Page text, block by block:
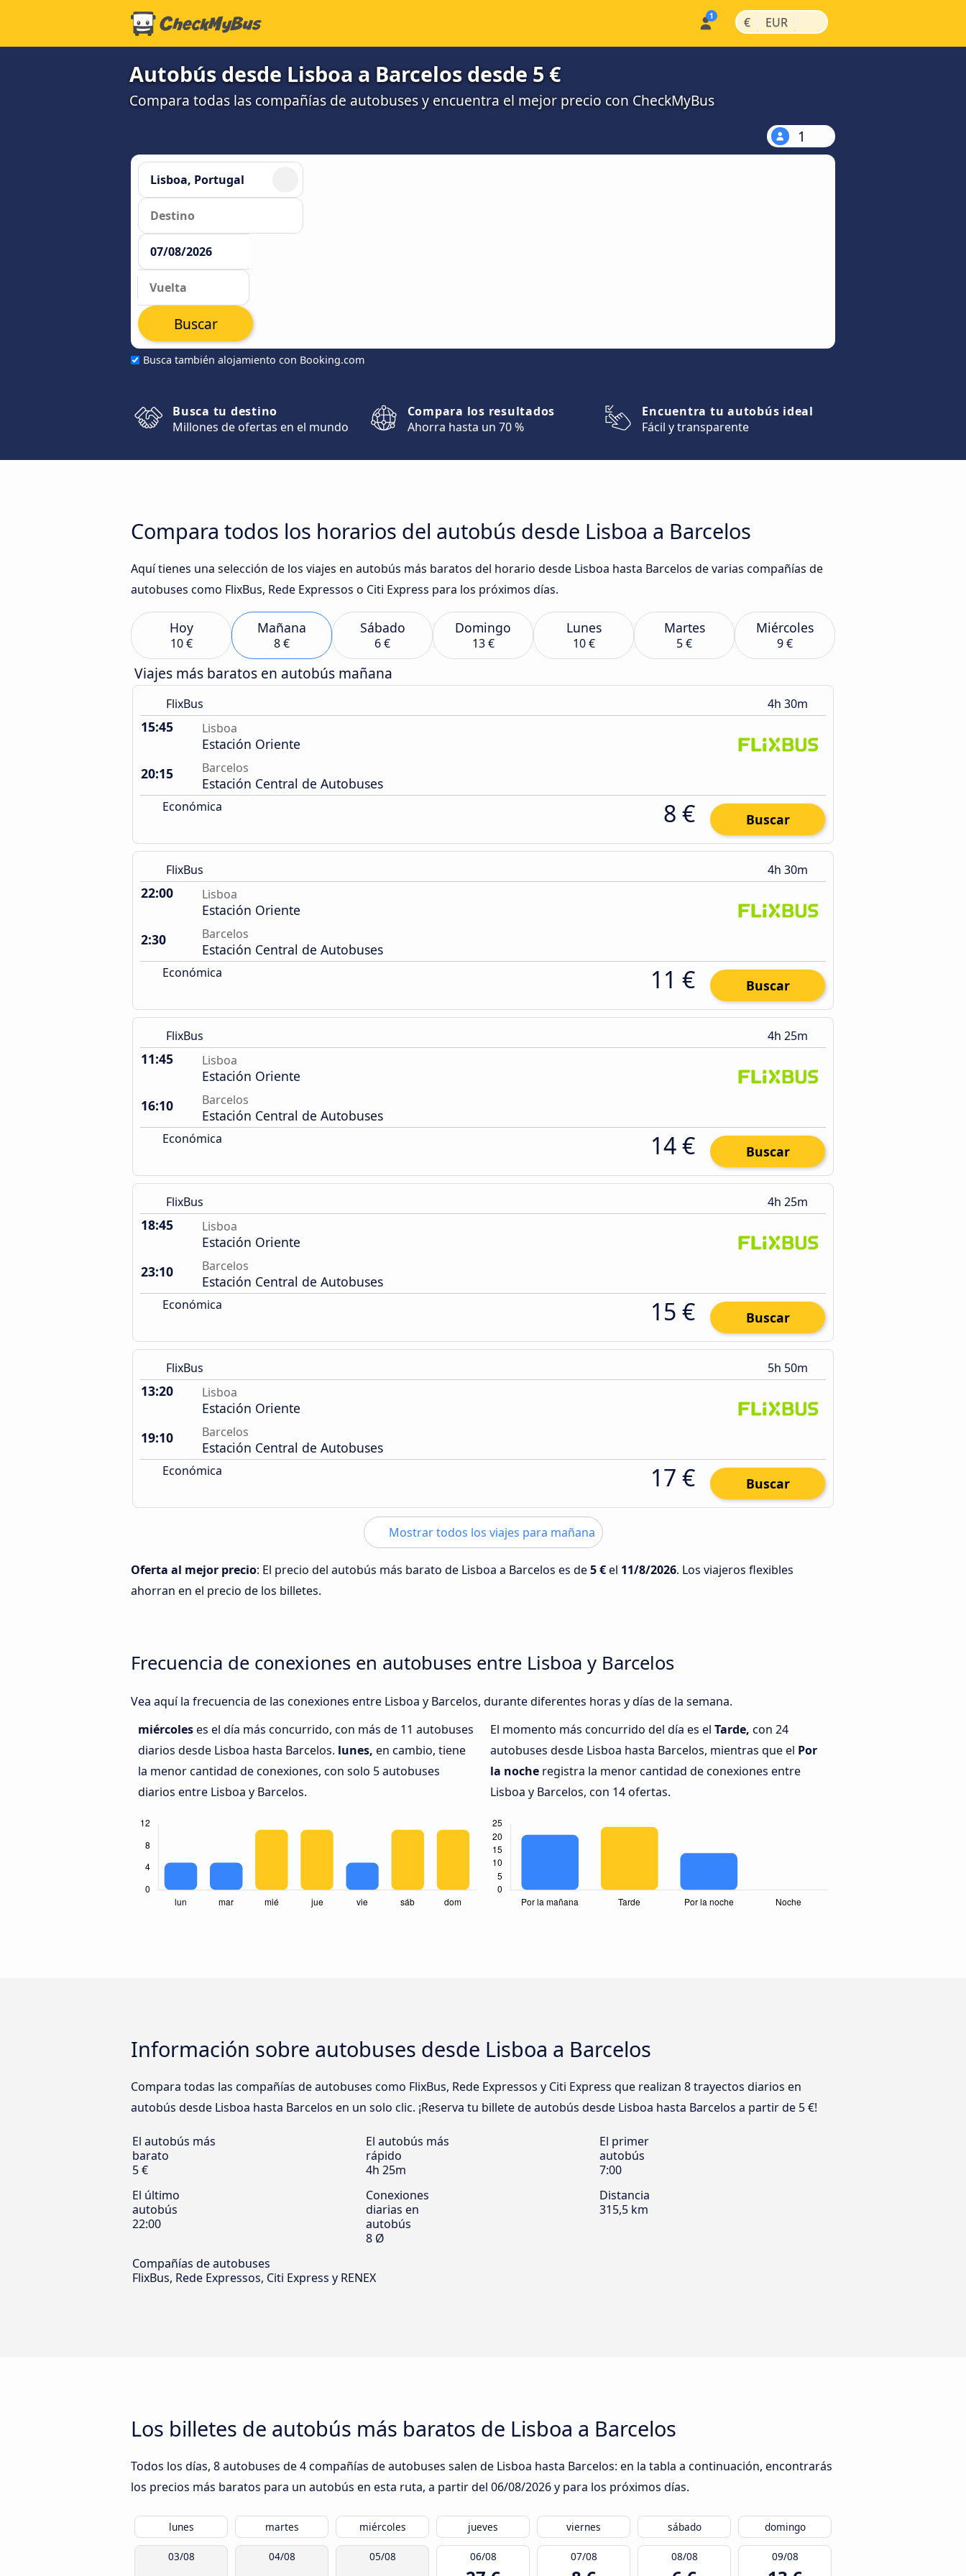
€ | EUR |
Autobús desde Lisboa a Barcelos desde 5 €
Compara todas las compañías de autobuses y encuentra el mejor precio con CheckMyBus
1
Busca también alojamiento con Booking.com
Buscar
Busca tu destino
Millones de ofertas en el mundo
Compara los resultados
Ahorra hasta un 70 %
Encuentra tu autobús ideal
Fácil y transparente
Compara todos los horarios del autobús desde Lisboa a Barcelos
Aquí tienes una selección de los viajes en autobús más baratos del horario desde Lisboa hasta Barcelos de varias compañías de
autobuses como FlixBus, Rede Expressos o Citi Express para los próximos días.
Hoy
10 €
Mañana
8 €
Sábado
6 €
Domingo
13 €
Lunes
10 €
Martes
5 €
Miércoles
9 €
Viajes más baratos en autobús mañana
FlixBus 4h 30m
15:45 Lisboa
Estación Oriente
20:15
Barcelos
Estación Central de Autobuses
Económica 8 € Buscar
FlixBus 4h 30m
22:00 Lisboa
Estación Oriente
2:30
Barcelos
Estación Central de Autobuses
Económica 11 € Buscar
FlixBus 4h 25m
11:45 Lisboa
Estación Oriente
16:10
Barcelos
Estación Central de Autobuses
Económica 14 € Buscar
FlixBus 4h 25m
18:45 Lisboa
Estación Oriente
23:10
Barcelos
Estación Central de Autobuses
Económica 15 € Buscar
FlixBus 5h 50m
13:20 Lisboa
Estación Oriente
19:10
Barcelos
Estación Central de Autobuses
Económica 17 € Buscar
Mostrar todos los viajes para mañana
Oferta al mejor precio: El precio del autobús más barato de Lisboa a Barcelos es de5 €el 11/8/2026. Los viajeros flexibles
ahorran en el precio de los billetes.
Frecuencia de conexiones en autobuses entre Lisboa y Barcelos
Vea aquí la frecuencia de las conexiones entre Lisboa y Barcelos, durante diferentes horas y días de la semana.
miércoleses el día más concurrido, con más de 11 autobuses
diarios desde Lisboa hasta Barcelos. lunes, en cambio, tiene
la menor cantidad de conexiones, con solo 5 autobuses
diarios entre Lisboa y Barcelos.
El momento más concurrido del día es el Tarde, con 24
autobuses desde Lisboa hasta Barcelos, mientras que el Por
la noche registra la menor cantidad de conexiones entre
Lisboa y Barcelos, con 14 ofertas.
Información sobre autobuses desde Lisboa a Barcelos
Compara todas las compañías de autobuses como FlixBus, Rede Expressos y Citi Express que realizan 8 trayectos diarios en
autobús desde Lisboa hasta Barcelos en un solo clic. ¡Reserva tu billete de autobús desde Lisboa hasta Barcelos a partir de 5 €!
El autobús más
barato
5 €
El autobús más
rápido
4h 25m
El primer
autobús
7:00
El último
autobús
22:00
Conexiones
diarias en
autobús
8 Ø
Distancia
315,5 km
Compañías de autobuses
FlixBus, Rede Expressos, Citi Express y RENEX
Los billetes de autobús más baratos de Lisboa a Barcelos
Todos los días, 8 autobuses de 4 compañías de autobuses salen de Lisboa hasta Barcelos: en la tabla a continuación, encontrarás
los precios más baratos para un autobús en esta ruta, a partir del 06/08/2026y para los próximos días.
lunes martes miércoles jueves viernes sábado domingo
03/08 04/08 05/08 06/08 07/08 08/08 09/08